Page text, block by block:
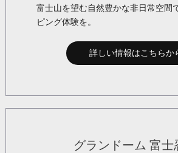
富士山を望む自然豊かな非日常空間
ピング体験を。
詳しい情報はこちらか
グランドーム 富士